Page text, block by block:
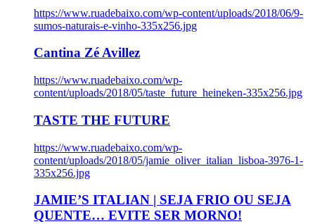
https://www.ruadebaixo.com/wp-content/uploads/2018/06/9-
sumos-naturais-e-vinho-335x256.jpg
Cantina Zé Avillez
https://www.ruadebaixo.com/wp-
content/uploads/2018/05/taste_future_heineken-335x256.jpg
TASTE THE FUTURE
https://www.ruadebaixo.com/wp-
content/uploads/2018/05/jamie_oliver_italian_lisboa-3976-1-
335x256.jpg
JAMIE’S ITALIAN | SEJA FRIO OU SEJA
QUENTE… EVITE SER MORNO!